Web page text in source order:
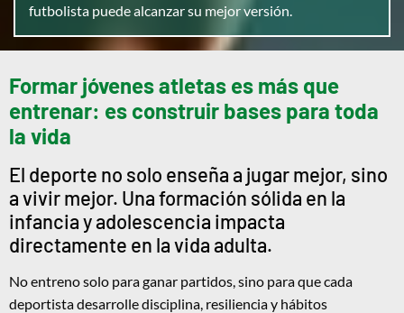
futbolista puede alcanzar su mejor versión.
Formar jóvenes atletas es más que
entrenar: es construir bases para toda
la vida
El deporte no solo enseña a jugar mejor, sino
a vivir mejor. Una formación sólida en la
infancia y adolescencia impacta
directamente en la vida adulta.
No entreno solo para ganar partidos, sino para que cada
deportista desarrolle disciplina, resiliencia y hábitos